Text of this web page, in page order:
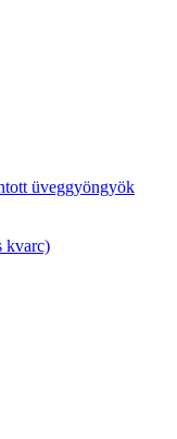
üveggyöngyök
kvarc)